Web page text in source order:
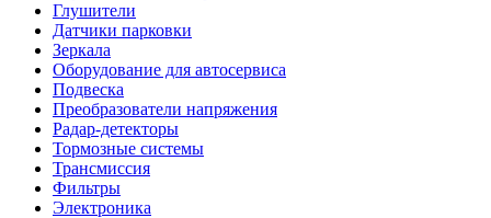
Глушители
Датчики парковки
Зеркала
Оборудование для автосервиса
Подвеска
Преобразователи напряжения
Радар-детекторы
Тормозные системы
Трансмиссия
Фильтры
Электроника